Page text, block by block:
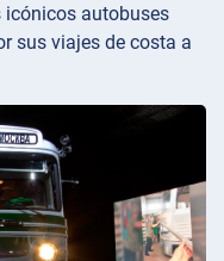
icónicos autobuses
sus viajes de costa a